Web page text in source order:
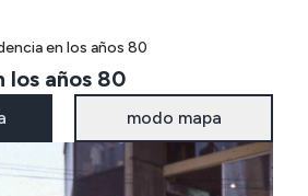
en los años 80
los años 80
modo mapa